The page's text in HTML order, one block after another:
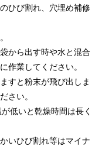
ひび割れ、穴埋め補修
から出す時や水と混合
作業してください。
すと粉末が飛び出しま
さい。
低いと乾燥時間は長く
いひび割れ等はマイナ